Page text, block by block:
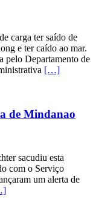
carga ter saído de
e ter caído ao mar.
pelo Departamento de
[…]
de Mindanao
sacudiu esta
com o Serviço
um alerta de